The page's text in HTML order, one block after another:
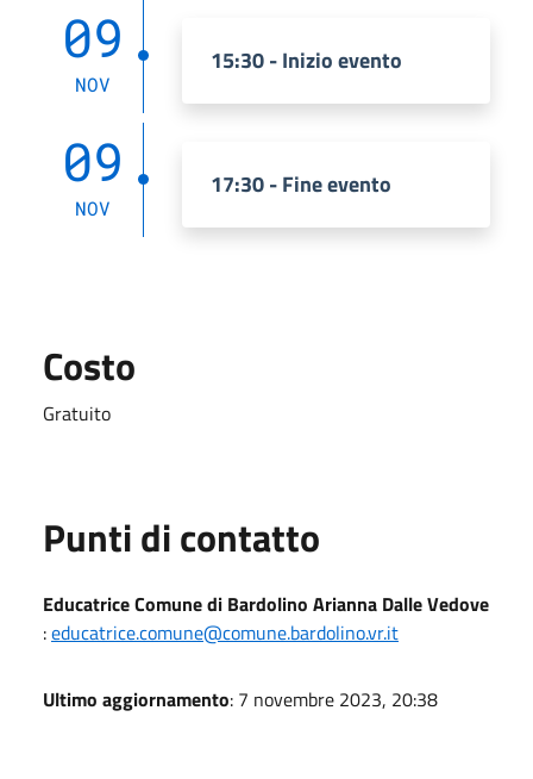
09
NOV
15:30 - Inizio evento
09
NOV
17:30 - Fine evento
Costo
Gratuito
Punti di contatto
Educatrice Comune di Bardolino Arianna Dalle Vedove
:educatrice.comune@comune.bardolino.vr.it
Ultimo aggiornamento: 7 novembre 2023, 20:38